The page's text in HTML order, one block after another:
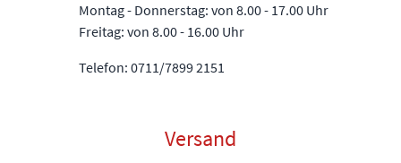
Montag - Donnerstag: von 8.00 - 17.00 Uhr
Freitag: von 8.00 - 16.00 Uhr
Telefon: 0711/7899 2151
Versand